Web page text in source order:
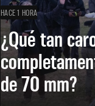
HACE 1 HORA
¿Qué tan
de 70 mm?